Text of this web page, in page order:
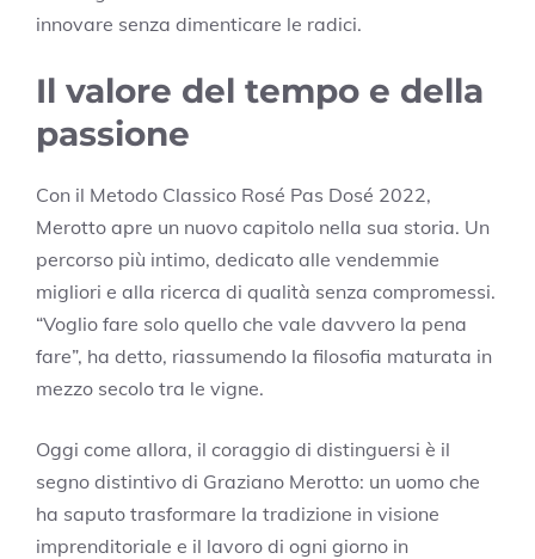
innovare senza dimenticare le radici.
Il valore del tempo e della
passione
Con il Metodo Classico Rosé Pas Dosé 2022,
Merotto apre un nuovo capitolo nella sua storia. Un
percorso più intimo, dedicato alle vendemmie
migliori e alla ricerca di qualità senza compromessi.
“Voglio fare solo quello che vale davvero la pena
fare”, ha detto, riassumendo la filosofia maturata in
mezzo secolo tra le vigne.
Oggi come allora, il coraggio di distinguersi è il
segno distintivo di Graziano Merotto: un uomo che
ha saputo trasformare la tradizione in visione
imprenditoriale e il lavoro di ogni giorno in